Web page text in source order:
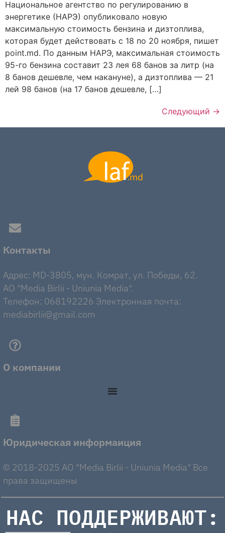
Национальное агентство по регулированию в
энергетике (НАРЭ) опубликовало новую
максимальную стоимость бензина и дизтоплива,
которая будет действовать с 18 по 20 ноября, пишет
point.md. По данным НАРЭ, максимальная стоимость
95-го бензина составит 23 лея 68 банов за литр (на
8 банов дешевле, чем накануне), а дизтоплива — 21
лей 98 банов (на 17 банов дешевле, […]
Следующий →
Контакты
Адрес: MD-3805, мун. Комрат, ул. Победы, 62.
AO "Media Birlii - Uniunia Media".
Телефон: 068192226 Электронная почта:
mediabirlii@gmail.com
О компании
Юридическая информаиция
© 2018-2025 AO "Media Birlii - Uniunia Media" Все
права защищены
НАС ПОДДЕРЖИВАЮТ: